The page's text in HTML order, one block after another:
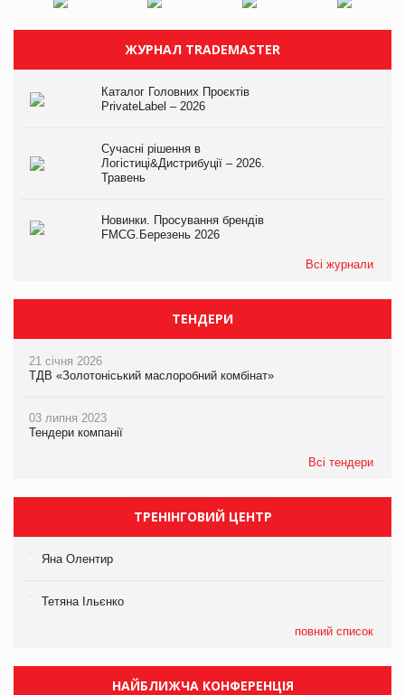
ЖУРНАЛ TRADEMASTER
Каталог Головних Проєктів
PrivateLabel – 2026
Сучасні рішення в
Логістиці&Дистрибуції – 2026.
Травень
Новинки. Просування брендів
FMCG.Березень 2026
Всі журнали
ТЕНДЕРИ
21 січня 2026
ТДВ «Золотоніський маслоробний комбінат»
03 липня 2023
Тендери компанії
Всі тендери
ТРЕНІНГОВИЙ ЦЕНТР
Яна Олентир
Тетяна Ільєнко
повний список
НАЙБЛИЖЧА КОНФЕРЕНЦІЯ